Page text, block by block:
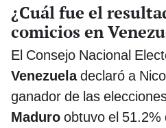
¿Cuál fue el
comicios en
El Consejo Nacional
Venezueladeclaró a
ganador de las
Maduro obtuvo el 51.2%